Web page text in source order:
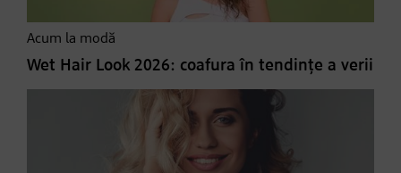
Acum la modă
Wet Hair Look 2026: coafura în tendințe a verii